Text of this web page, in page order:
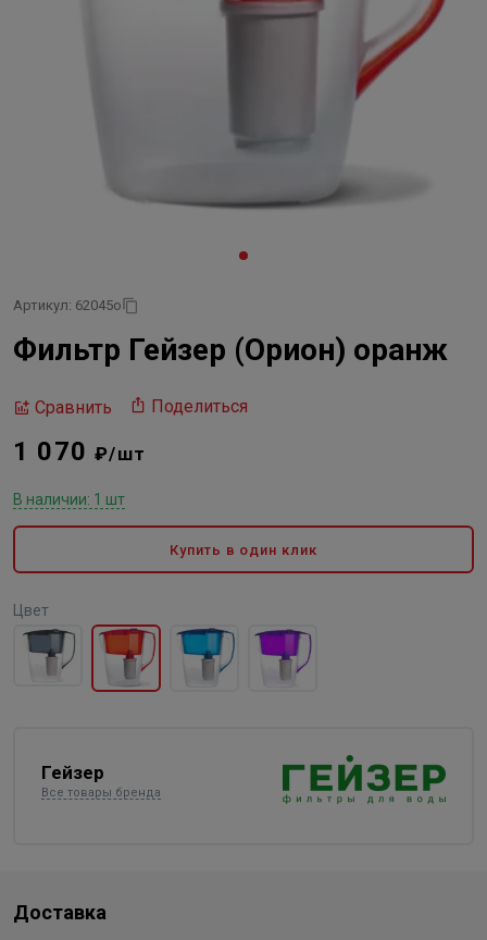
Артикул: 62045о
Фильтр Гейзер (Орион) оранж
Сравнить Поделиться
1 070₽/шт
В наличии: 1 шт
Купить в один клик
Цвет
Гейзер
Все товары бренда
Доставка